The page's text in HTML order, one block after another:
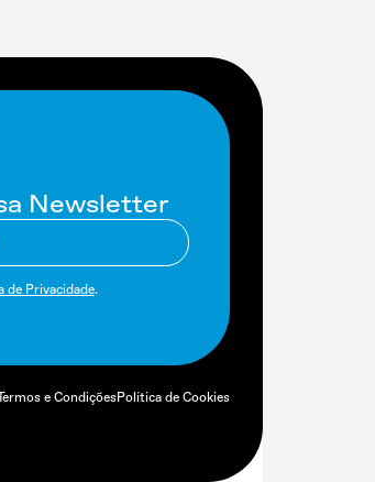
Newsletter
de Privacidade.
e CondiçõesPolítica de Cookies